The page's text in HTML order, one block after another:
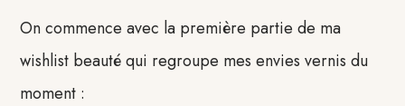
On commence avec la première partie de ma
wishlist beauté qui regroupe mes envies vernis du
moment :